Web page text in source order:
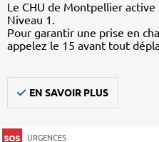
Le CHU de Montpellier
Niveau 1.
Pour garantir une prise en
appelez le 15 avant tout
EN SAVOIR PLUS
URGENCES